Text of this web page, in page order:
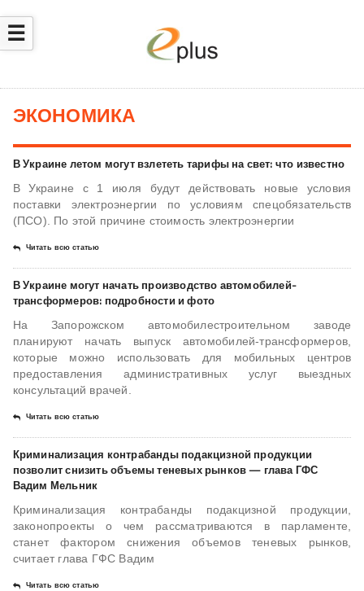
☰
ЭКОНОМИКА
В Украине летом могут взлететь тарифы на свет: что известно
В Украине с 1 июля будут действовать новые условия
поставки электроэнергии по условиям спецобязательств
(ПСО). По этой причине стоимость электроэнергии
Читать всю статью
В Украине могут начать производство автомобилей-
трансформеров: подробности и фото
На Запорожском автомобилестроительном заводе
планируют начать выпуск автомобилей-трансформеров,
которые можно использовать для мобильных центров
предоставления административных услуг выездных
консультаций врачей.
Читать всю статью
Криминализация контрабанды подакцизной продукции
позволит снизить объемы теневых рынков — глава ГФС
Вадим Мельник
Криминализация контрабанды подакцизной продукции,
законопроекты о чем рассматриваются в парламенте,
станет фактором снижения объемов теневых рынков,
считает глава ГФС Вадим
Читать всю статью